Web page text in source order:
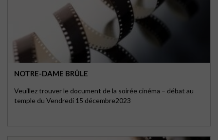
NOTRE-DAME BRÛLE
Veuillez trouver le document de la soirée cinéma – débat au
temple du Vendredi 15 décembre2023